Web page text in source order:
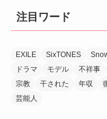
注目ワード
EXILE SixTONES
ドラマ
モデル 不祥事
宗教
干された 年収
芸能人